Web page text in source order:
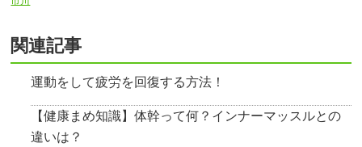
関連記事
運動をして疲労を回復する方法！
【健康まめ知識】体幹って何？インナーマッスルとの
違いは？